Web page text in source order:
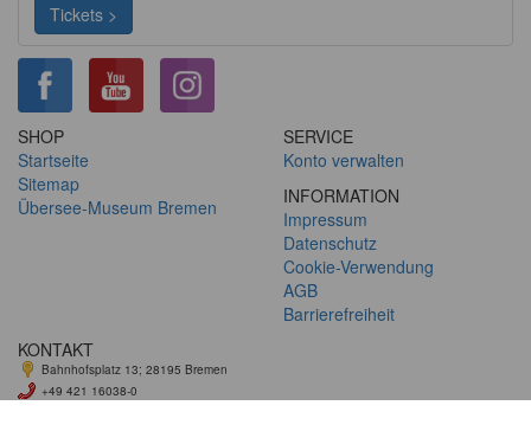
Tickets >
SHOP
Startseite
Sitemap
Übersee-Museum Bremen
SERVICE
Konto verwalten
INFORMATION
Impressum
Datenschutz
Cookie-Verwendung
AGB
Barrierefreiheit
KONTAKT
Bahnhofsplatz 13; 28195 Bremen
+49 421 16038-0